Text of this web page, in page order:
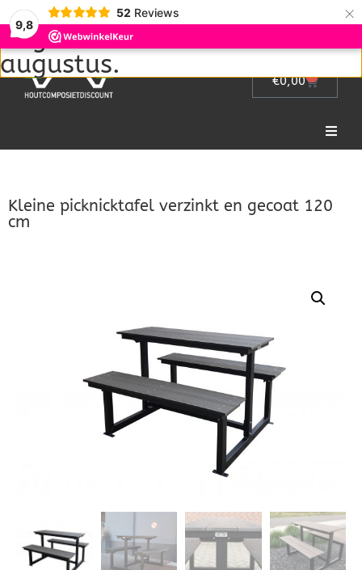
9,8
52 Reviews ×
€0,00 0
Picknicktafel
Dierenverblijven
Gaas&Beugels
Kleine picknicktafel verzinkt en gecoat 120
cm
Wij zijn met vakantie van 1
augustus tot en met 22
augustus.